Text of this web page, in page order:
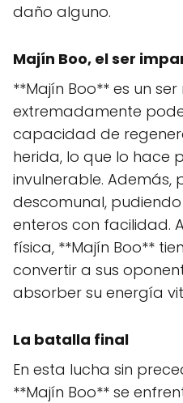
daño alguno.
Majín Boo, el ser
**Majín Boo** es un
extremadamente
capacidad de
herida, lo que lo hace
invulnerable. Además,
descomunal,
enteros con facilidad.
física, **Majín Boo**
convertir a sus
absorber su energía
La batalla final
En esta lucha sin
**Majín Boo** se